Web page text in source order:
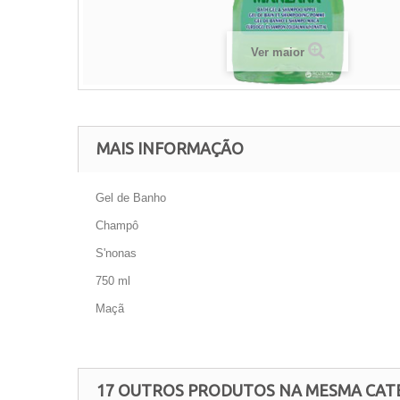
Ver maior
MAIS INFORMAÇÃO
Gel de Banho
Champô
S'nonas
750 ml
Maçã
17 OUTROS PRODUTOS NA MESMA